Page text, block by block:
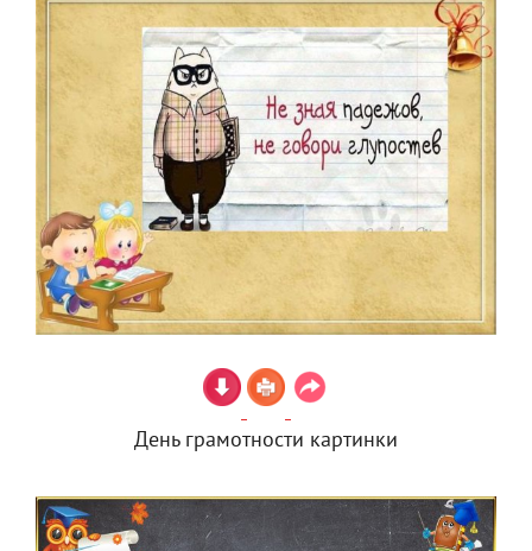
День грамотности картинки